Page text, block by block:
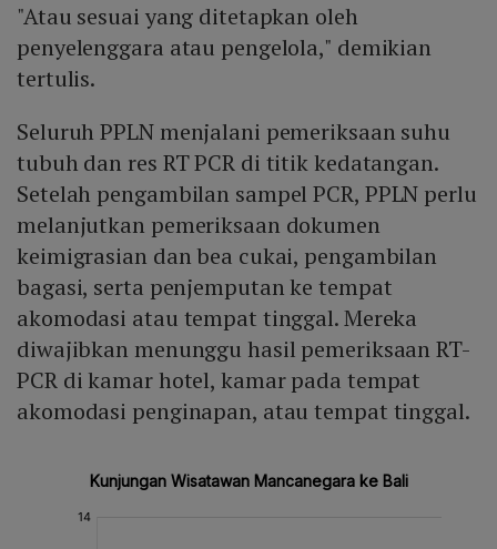
"Atau sesuai yang ditetapkan oleh
penyelenggara atau pengelola," demikian
tertulis.
Seluruh PPLN menjalani pemeriksaan suhu
tubuh dan res RT PCR di titik kedatangan.
Setelah pengambilan sampel PCR, PPLN perlu
melanjutkan pemeriksaan dokumen
keimigrasian dan bea cukai, pengambilan
bagasi, serta penjemputan ke tempat
akomodasi atau tempat tinggal. Mereka
diwajibkan menunggu hasil pemeriksaan RT-
PCR di kamar hotel, kamar pada tempat
akomodasi penginapan, atau tempat tinggal.